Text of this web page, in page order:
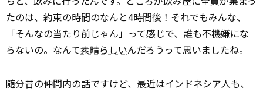
たのは、約束の時間のなんと4時間後！それでもみんな、
「そんなの当たり前じゃん」って感じで、誰も不機嫌にな
らないの。なんて素晴らしいんだろうって思いましたね。
随分昔の仲間内の話ですけど、最近はインドネシア人も、